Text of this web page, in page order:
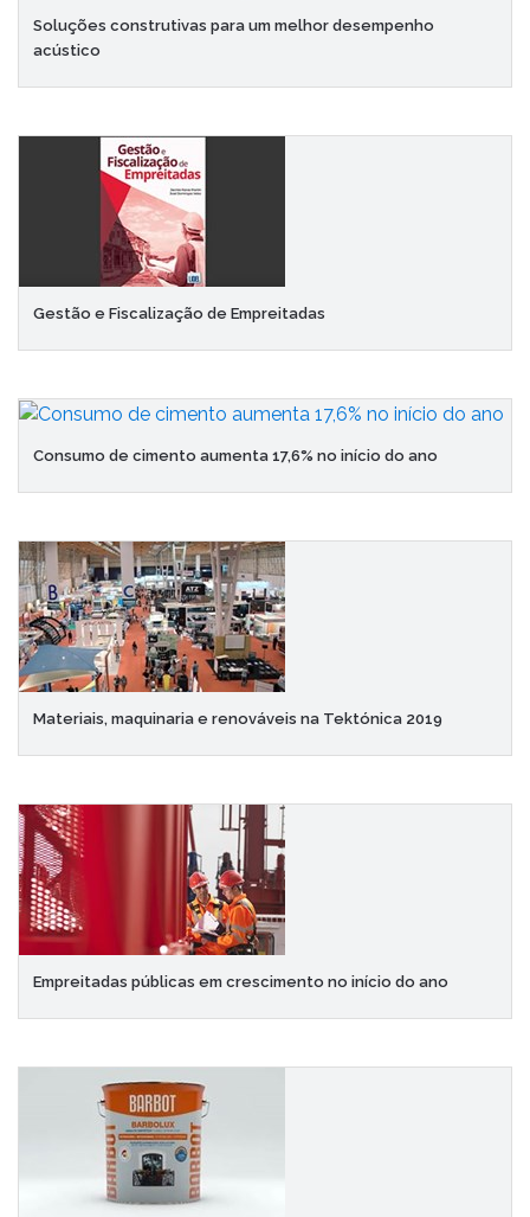
Soluções construtivas para um melhor desempenho
acústico
Gestão e Fiscalização de Empreitadas
Consumo de cimento aumenta 17,6% no início do ano
Materiais, maquinaria e renováveis na Tektónica 2019
Empreitadas públicas em crescimento no início do ano